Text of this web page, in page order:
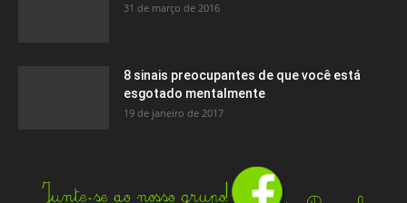
31 de março de 2016
8 sinais preocupantes de que você está
esgotado mentalmente
19 de janeiro de 2017